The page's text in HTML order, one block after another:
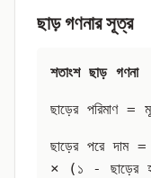
ছাড় গণনার সূত্র
শতাংশ ছাড় গণনা
ছাড়ের পরিমাণ
ছাড়ের পরে দাম
× (১ - ছাড়ের